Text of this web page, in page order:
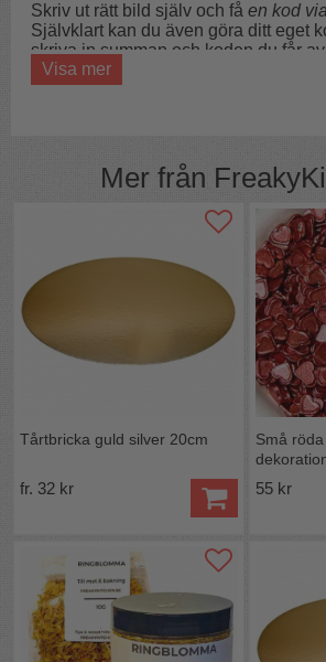
Skriv ut rätt bild själv och få en kod
Självklart kan du även göra ditt eget
skriva in summan och koden du får av
Inte lika snabbt presentkort:
VILL HA ETT KORT I PAPPER
Vi skickar inga värdehandlingar med
Presentkortskoden gäller ett år från
Visa mer
Mer från
Tårtbricka guld silver 20cm
fr. 32 kr
Små
55 kr